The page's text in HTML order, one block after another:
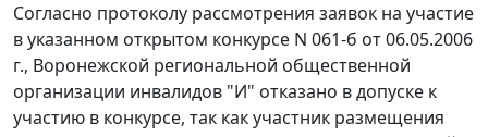
Согласно протоколу рассмотрения заявок на участие
в указанном открытом конкурсе N 061-б от 06.05.2006
г., Воронежской региональной общественной
организации инвалидов "И" отказано в допуске к
участию в конкурсе, так как участник размещения